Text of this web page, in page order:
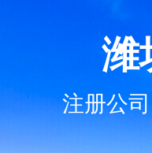
潍
注册公